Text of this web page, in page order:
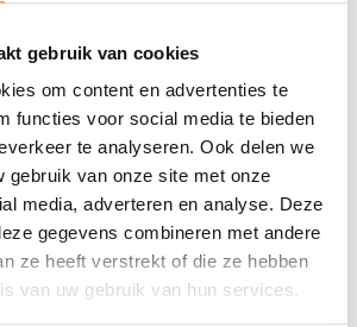
gebruik van cookies
om content en advertenties te
functies voor social media te bieden
te analyseren. Ook delen we
gebruik van onze site met onze
media, adverteren en analyse. Deze
gegevens combineren met andere
ze heeft verstrekt of die ze hebben
van uw gebruik van hun services.
Cleaner
€8,28 -€48,40 incl. BTW
Opties selecteren